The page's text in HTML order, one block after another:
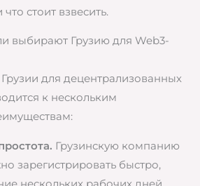
стоит взвесить.
выбирают Грузию для Web3-
Грузии для децентрализованных
к нескольким
Грузинскую компанию
зарегистрировать быстро,